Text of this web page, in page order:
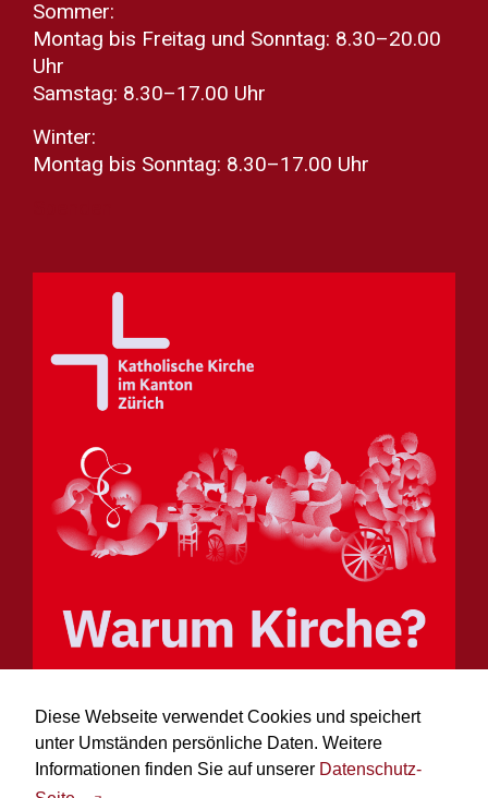
Diese Webseite verwendet Cookies und speichert
unter Umständen persönliche Daten. Weitere
Informationen finden Sie auf unserer Datenschutz-
Sommer:
Montag bis Freitag und Sonntag: 8.30–20.00
Uhr
Samstag: 8.30–17.00 Uhr
Winter:
Montag bis Sonntag: 8.30–17.00 Uhr
Warum Kirchensteuer wirkt...